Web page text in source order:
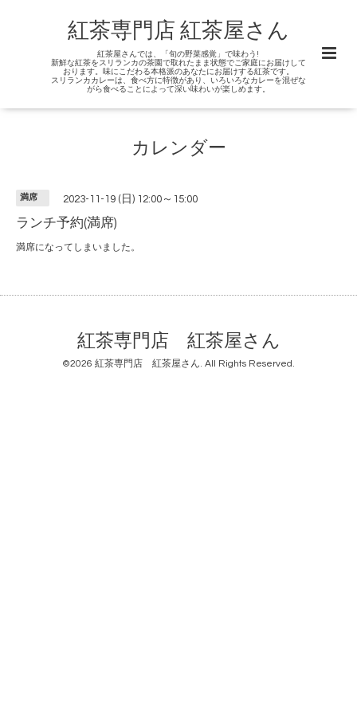
紅茶専門店 紅茶屋さん
紅茶屋さんでは、「旬の野菜感覚」で味わう!
新鮮な紅茶をスリランカの茶園で取れたまま状態でご家庭にお届けして
おります。味にこだわる本格派のあなたにお届けする紅茶です。
スリランカカレーは、食べ方に特徴があり、いろいろなカレーを混ぜな
がら食べることによって深い味わいが楽しめます。
カレンダー
満席 2023-11-19 (日) 12:00～15:00
ランチ予約(満席)
満席になってしまいました。
紅茶専門店 紅茶屋さん
©2026 紅茶専門店 紅茶屋さん. All Rights Reserved.